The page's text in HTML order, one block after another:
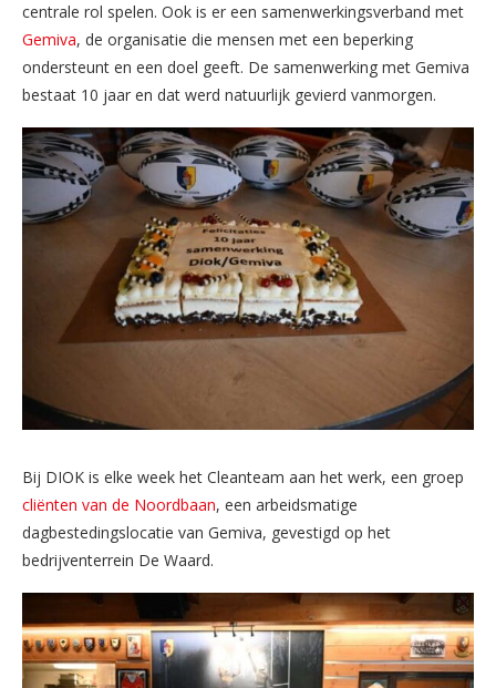
centrale rol spelen. Ook is er een samenwerkingsverband met
Gemiva, de organisatie die mensen met een beperking
ondersteunt en een doel geeft. De samenwerking met Gemiva
bestaat 10 jaar en dat werd natuurlijk gevierd vanmorgen.
Bij DIOK is elke week het Cleanteam aan het werk, een groep
cliënten van de Noordbaan, een arbeidsmatige
dagbestedingslocatie van Gemiva, gevestigd op het
bedrijventerrein De Waard.